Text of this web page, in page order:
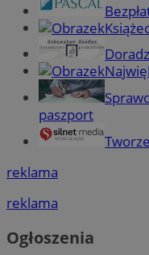
paszport
reklama
reklama
Ogłoszenia